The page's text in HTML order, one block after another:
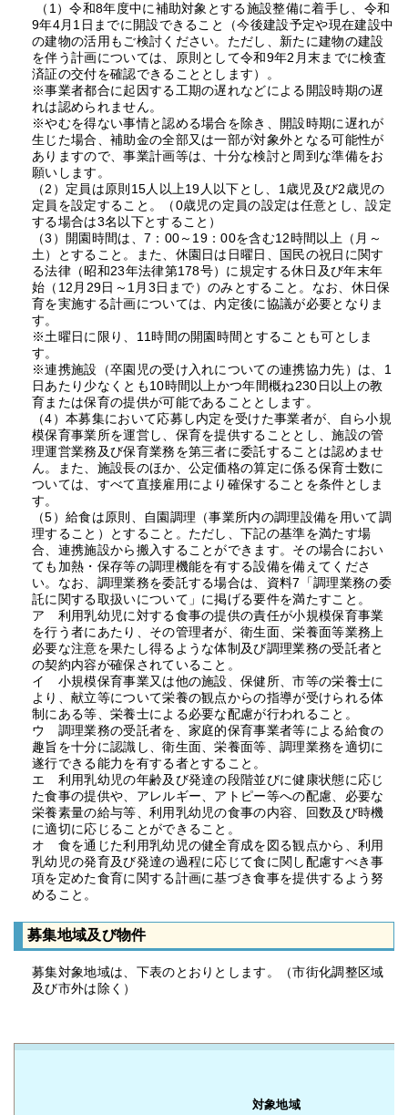
（1）令和8年度中に補助対象とする施設整備に着手し、令和
9年4月1日までに開設できること（今後建設予定や現在建設中
の建物の活用もご検討ください。ただし、新たに建物の建設
を伴う計画については、原則として令和9年2月末までに検査
済証の交付を確認できることとします）。
※事業者都合に起因する工期の遅れなどによる開設時期の遅
れは認められません。
※やむを得ない事情と認める場合を除き、開設時期に遅れが
生じた場合、補助金の全部又は一部が対象外となる可能性が
ありますので、事業計画等は、十分な検討と周到な準備をお
願いします。
（2）定員は原則15人以上19人以下とし、1歳児及び2歳児の
定員を設定すること。（0歳児の定員の設定は任意とし、設定
する場合は3名以下とすること）
（3）開園時間は、7：00～19：00を含む12時間以上（月～
土）とすること。また、休園日は日曜日、国民の祝日に関す
る法律（昭和23年法律第178号）に規定する休日及び年末年
始（12月29日～1月3日まで）のみとすること。なお、休日保
育を実施する計画については、内定後に協議が必要となりま
す。
※土曜日に限り、11時間の開園時間とすることも可としま
す。
※連携施設（卒園児の受け入れについての連携協力先）は、1
日あたり少なくとも10時間以上かつ年間概ね230日以上の教
育または保育の提供が可能であることとします。
（4）本募集において応募し内定を受けた事業者が、自ら小規
模保育事業所を運営し、保育を提供することとし、施設の管
理運営業務及び保育業務を第三者に委託することは認めませ
ん。また、施設長のほか、公定価格の算定に係る保育士数に
ついては、すべて直接雇用により確保することを条件としま
す。
（5）給食は原則、自園調理（事業所内の調理設備を用いて調
理すること）とすること。ただし、下記の基準を満たす場
合、連携施設から搬入することができます。その場合におい
ても加熱・保存等の調理機能を有する設備を備えてくださ
い。なお、調理業務を委託する場合は、資料7「調理業務の委
託に関する取扱いについて」に掲げる要件を満たすこと。
ア 利用乳幼児に対する食事の提供の責任が小規模保育事業
を行う者にあたり、その管理者が、衛生面、栄養面等業務上
必要な注意を果たし得るような体制及び調理業務の受託者と
の契約内容が確保されていること。
イ 小規模保育事業又は他の施設、保健所、市等の栄養士に
より、献立等について栄養の観点からの指導が受けられる体
制にある等、栄養士による必要な配慮が行われること。
ウ 調理業務の受託者を、家庭的保育事業者等による給食の
趣旨を十分に認識し、衛生面、栄養面等、調理業務を適切に
遂行できる能力を有する者とすること。
エ 利用乳幼児の年齢及び発達の段階並びに健康状態に応じ
た食事の提供や、アレルギー、アトピー等への配慮、必要な
栄養素量の給与等、利用乳幼児の食事の内容、回数及び時機
に適切に応じることができること。
オ 食を通じた利用乳幼児の健全育成を図る観点から、利用
乳幼児の発育及び発達の過程に応じて食に関し配慮すべき事
項を定めた食育に関する計画に基づき食事を提供するよう努
めること。
募集地域及び物件
募集対象地域は、下表のとおりとします。（市街化調整区域
及び市外は除く）
対象地域